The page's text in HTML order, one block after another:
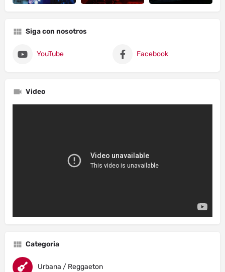
Siga con nosotros
YouTube Facebook
Video
Categoria
Urbana / Reggaeton